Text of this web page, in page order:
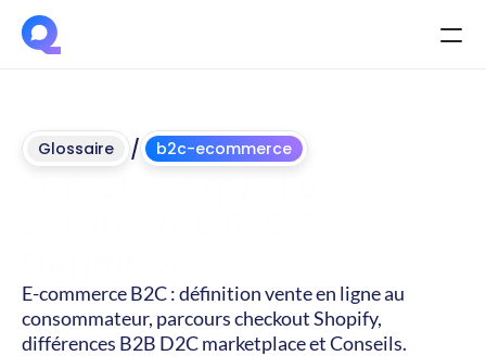
Glossaire / b2c-ecommerce
E-commerce B2C : définition vente en ligne au
consommateur, parcours checkout Shopify,
différences B2B D2C marketplace et Conseils.